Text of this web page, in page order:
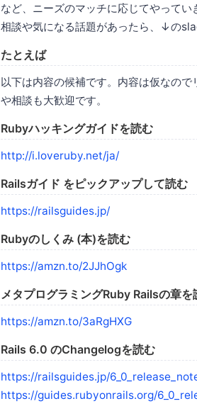
など、ニーズのマッチに応じてやってい
相談や気になる話題があったら、↓の
たとえば
以下は内容の候補です。内容は仮なの
や相談も大歓迎です。
Rubyハッキングガイドを読む
http://i.loveruby.net/ja/
Railsガイド をピックアップして読む
https://railsguides.jp/
Rubyのしくみ (本)を読む
https://amzn.to/2JJhOgk
メタプログラミングRuby Railsの章を
https://amzn.to/3aRgHXG
Rails 6.0 のChangelogを読む
https://railsguides.jp/
https://guides.rubyonrails.org/